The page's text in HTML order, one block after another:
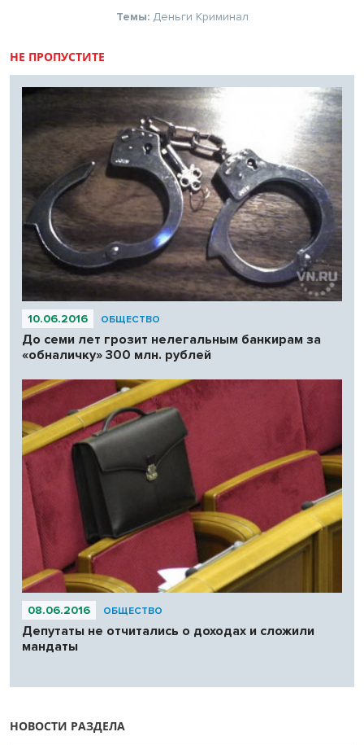
Темы: Деньги Криминал
НЕ ПРОПУСТИТЕ
10.06.2016 ОБЩЕСТВО
До семи лет грозит нелегальным банкирам за
«обналичку» 300 млн. рублей
08.06.2016 ОБЩЕСТВО
Депутаты не отчитались о доходах и сложили
мандаты
НОВОСТИ РАЗДЕЛА